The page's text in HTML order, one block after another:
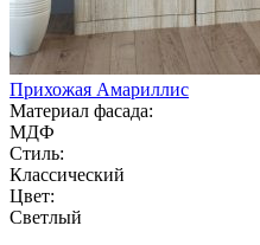
Прихожая Амариллис
Материал фасада:
МДФ
Стиль:
Классический
Цвет:
Светлый